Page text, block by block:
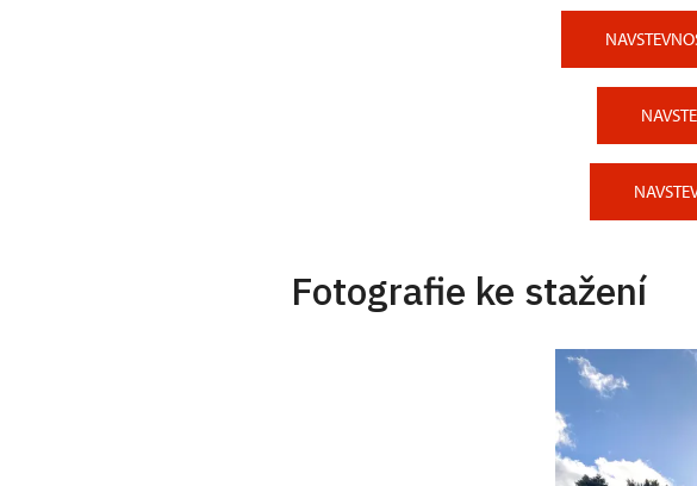
Fotografie ke stažení